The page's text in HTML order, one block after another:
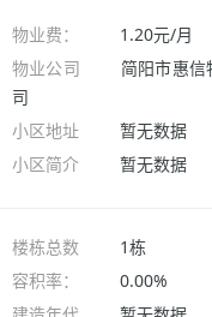
物业费： 1.20元/月
物业公司
简阳市惠信
司
小区地址
暂无数据
小区简介
暂无数据
楼栋总数 1栋
容积率：
0.00%